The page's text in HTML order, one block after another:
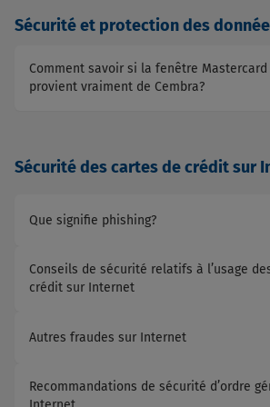
Sécurité et protection des
Comment savoir si la fenêtre
provient vraiment de Cembra?
Sécurité des cartes de crédit sur
Que signifie phishing?
Conseils de sécurité relatifs à l’usage
crédit sur Internet
Autres fraudes sur Internet
Recommandations de sécurité d’ordre